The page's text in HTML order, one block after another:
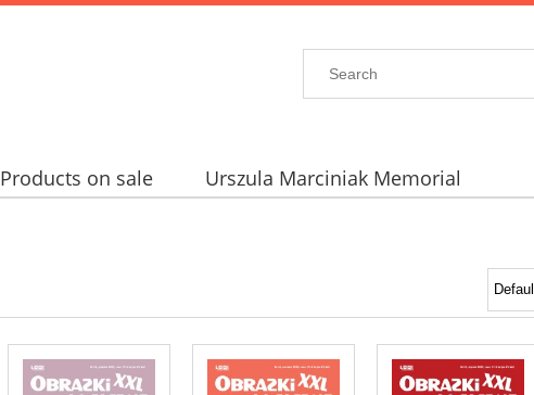
Products on sale Urszula Marciniak Memorial